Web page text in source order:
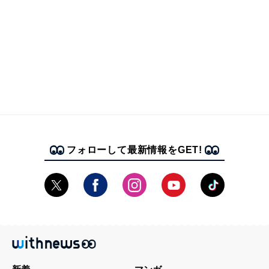
フォローして最新情報をGET!